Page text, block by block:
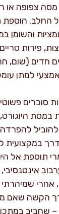
צפופה או
החלב. הוספת
והשומן
פירות
חדים
למתן
סוכרים
היוגורט,
להוביל
במקצועית
תוספת אל
אינטנסיבי,
הקשה שאם
– שחביב